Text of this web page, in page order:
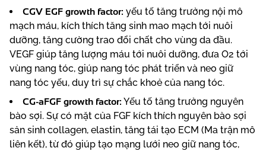
CGV EGF growth factor: yếu tố tăng trưởng nội mô
mạch máu, kích thích tăng sinh mao mạch tới nuôi
dưỡng, tăng cường trao đổi chất cho vùng da đầu.
VEGF giúp tăng lượng máu tới nuôi dưỡng, đưa O2 tới
vùng nang tóc, giúp nang tóc phát triển và neo giữ
nang tóc yếu, duy trì sự chắc khoẻ của nang tóc.
CG-aFGF growth factor: Yếu tố tăng trưởng nguyên
bào sợi. Sự có mặt của FGF kích thích nguyên bào sợi
sản sinh collagen, elastin, tăng tái tạo ECM (Ma trận mô
liên kết), từ đó giúp tạo mạng lưới neo giữ nang tóc,